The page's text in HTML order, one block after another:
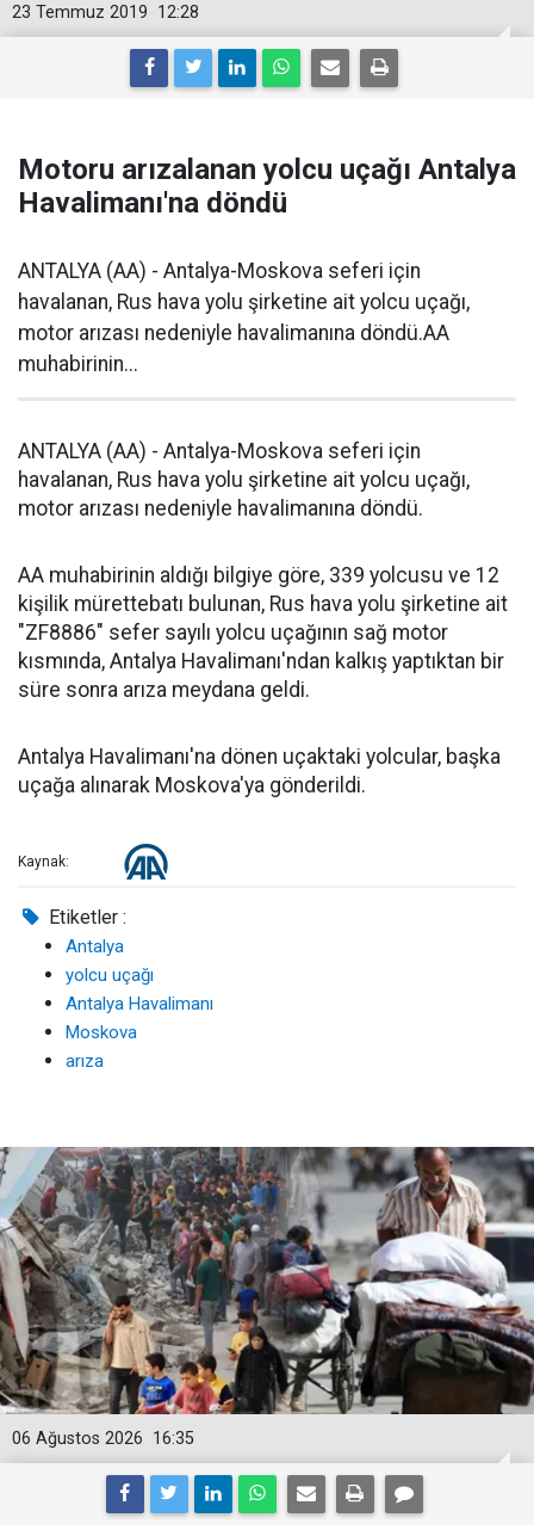
12:28
23 Temmuz 2019
Motoru arızalanan yolcu uçağı Antalya
Havalimanı'na döndü
ANTALYA (AA) - Antalya-Moskova seferi için
havalanan, Rus hava yolu şirketine ait yolcu uçağı,
motor arızası nedeniyle havalimanına döndü.AA
muhabirinin...
ANTALYA (AA) - Antalya-Moskova seferi için
havalanan, Rus hava yolu şirketine ait yolcu uçağı,
motor arızası nedeniyle havalimanına döndü.
AA muhabirinin aldığı bilgiye göre, 339 yolcusu ve 12
kişilik mürettebatı bulunan, Rus hava yolu şirketine ait
"ZF8886" sefer sayılı yolcu uçağının sağ motor
kısmında, Antalya Havalimanı'ndan kalkış yaptıktan bir
süre sonra arıza meydana geldi.
Antalya Havalimanı'na dönen uçaktaki yolcular, başka
uçağa alınarak Moskova'ya gönderildi.
Kaynak:
Etiketler :
Antalya
yolcu uçağı
Antalya Havalimanı
Moskova
arıza
16:35
06 Ağustos 2026